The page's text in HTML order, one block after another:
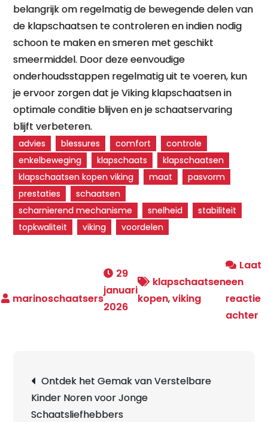
belangrijk om regelmatig de bewegende delen van
de klapschaatsen te controleren en indien nodig
schoon te maken en smeren met geschikt
smeermiddel. Door deze eenvoudige
onderhoudsstappen regelmatig uit te voeren, kun
je ervoor zorgen dat je Viking klapschaatsen in
optimale conditie blijven en je schaatservaring
blijft verbeteren.
advies blessures comfort
controle
enkelbeweging
klapschaats
klapschaatsen
klapschaatsen kopen viking
maat
pasvorm
prestaties
schaatsen
scharnierend mechanisme
snelheid
stabiliteit
topkwaliteit
viking voordelen
29
januari
2026
klapschaatsen
kopen,viking
Laat
een
reactie
achter
Ontdek het Gemak van Verstelbare
Kinder Noren voor Jonge
Schaatsliefhebbers